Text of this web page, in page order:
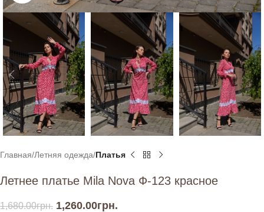
Главная Летняя одежда Платья
Летнее платье Mila Nova Ф-123 красное
1,680.00грн. 1,260.00грн.